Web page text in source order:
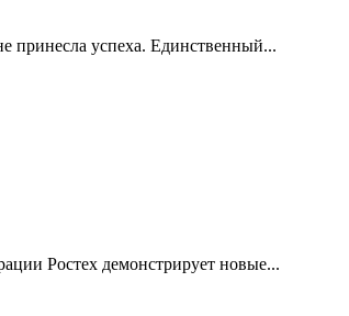
принесла успеха. Единственный...
Ростех демонстрирует новые...